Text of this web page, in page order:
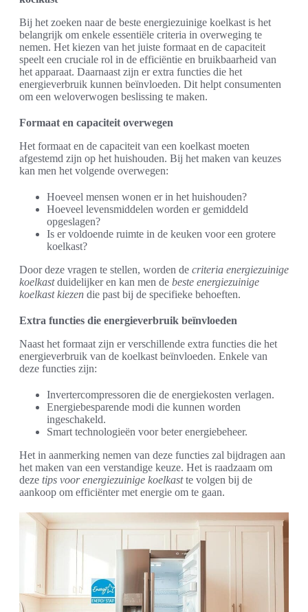
Bij het zoeken naar de beste energiezuinige koelkast is het
belangrijk om enkele essentiële criteria in overweging te
nemen. Het kiezen van het juiste formaat en de capaciteit
speelt een cruciale rol in de efficiëntie en bruikbaarheid van
het apparaat. Daarnaast zijn er extra functies die het
energieverbruik kunnen beïnvloeden. Dit helpt consumenten
om een weloverwogen beslissing te maken.
Formaat en capaciteit overwegen
Het formaat en de capaciteit van een koelkast moeten
afgestemd zijn op het huishouden. Bij het maken van keuzes
kan men het volgende overwegen:
Hoeveel mensen wonen er in het huishouden?
Hoeveel levensmiddelen worden er gemiddeld
opgeslagen?
Is er voldoende ruimte in de keuken voor een grotere
koelkast?
Door deze vragen te stellen, worden de criteria energiezuinige
koelkastduidelijker en kan men de beste energiezuinige
koelkast kiezen die past bij de specifieke behoeften.
Extra functies die energieverbruik beïnvloeden
Naast het formaat zijn er verschillende extra functies die het
energieverbruik van de koelkast beïnvloeden. Enkele van
deze functies zijn:
Invertercompressoren die de energiekosten verlagen.
Energiebesparende modi die kunnen worden
ingeschakeld.
Smart technologieën voor beter energiebeheer.
Het in aanmerking nemen van deze functies zal bijdragen aan
het maken van een verstandige keuze. Het is raadzaam om
deze tips voor energiezuinige koelkastte volgen bij de
aankoop om efficiënter met energie om te gaan.